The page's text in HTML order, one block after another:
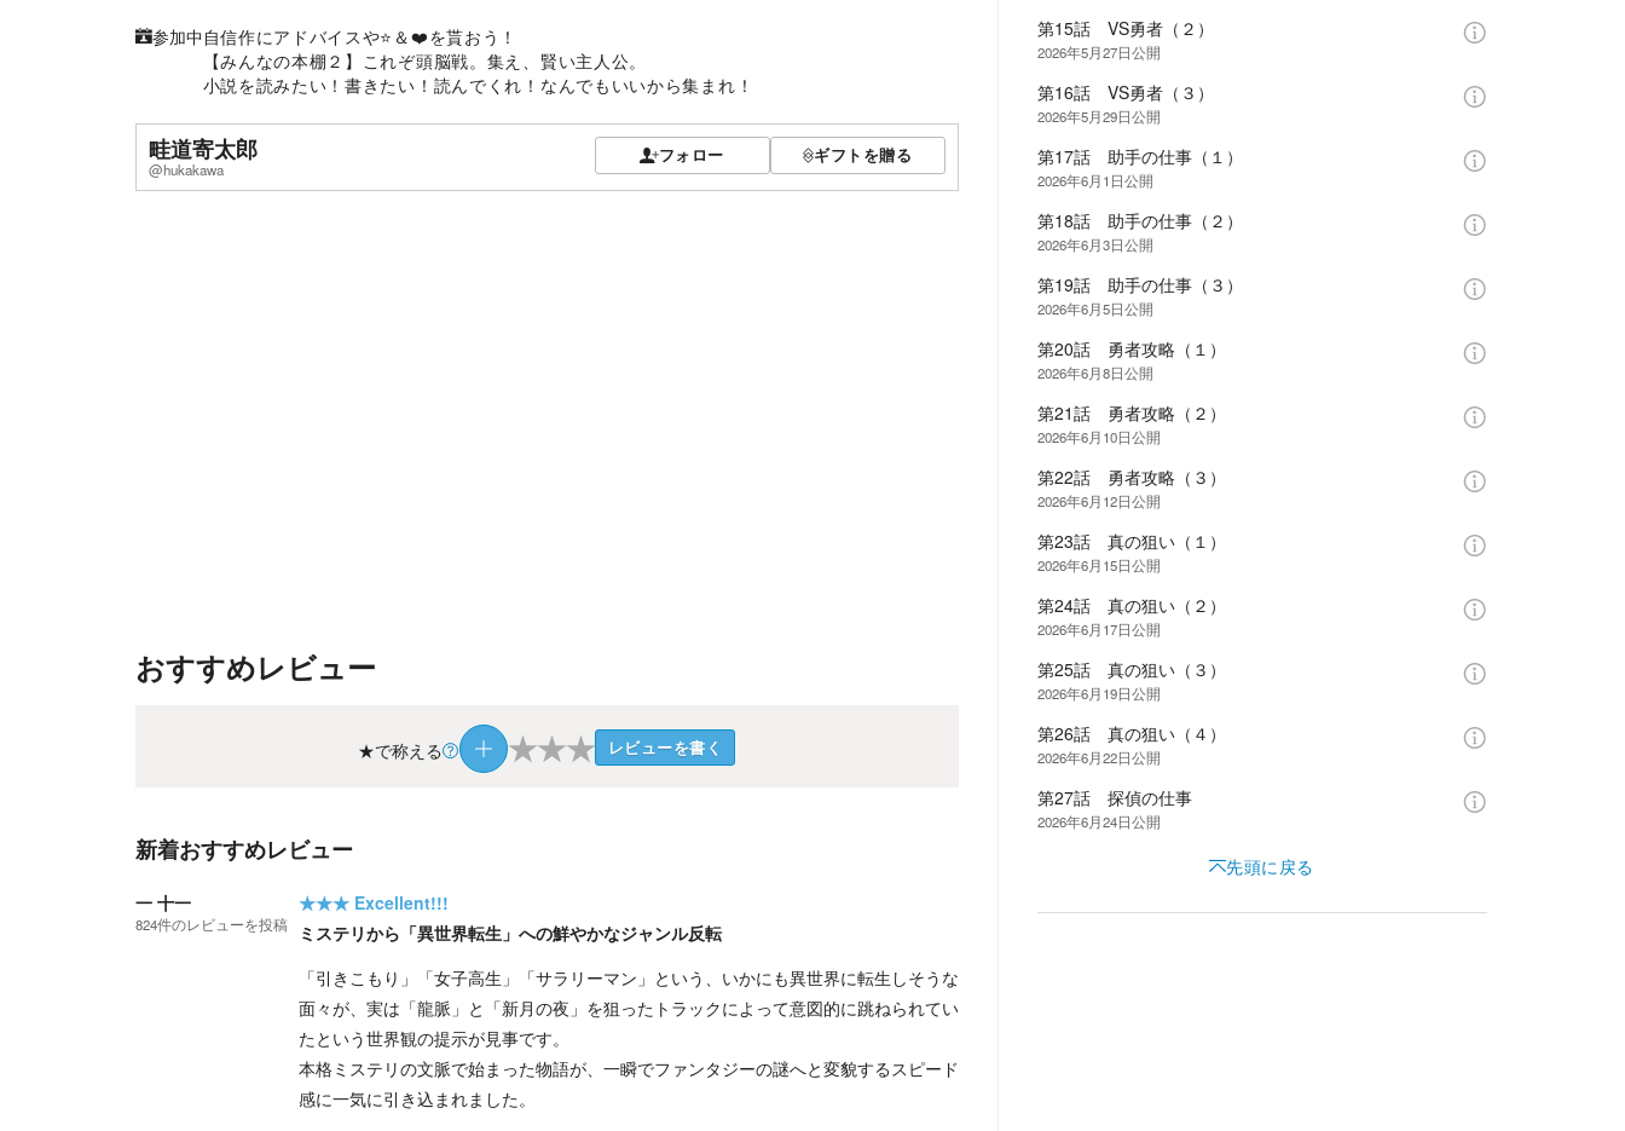
参加中自信作にアドバイスや⭐️＆❤️を貰おう！
【みんなの本棚２】これぞ頭脳戦。集え、賢い主人公。
小説を読みたい！書きたい！読んでくれ！なんでもいいから集まれ！
畦道寄太郎
@hukakawa
フォロー ギフトを贈る
おすすめレビュー
★で称える ★★★ レビューを書く
新着おすすめレビュー
一 十一
824件のレビューを投稿
★★★ Excellent!!!
ミステリから「異世界転生」への鮮やかなジャンル反転
「引きこもり」「女子高生」「サラリーマン」という、いかにも異世界に転生しそうな
面々が、実は「龍脈」と「新月の夜」を狙ったトラックによって意図的に跳ねられてい
たという世界観の提示が見事です。
本格ミステリの文脈で始まった物語が、一瞬でファンタジーの謎へと変貌するスピード
感に一気に引き込まれました。
第15話 VS勇者（２）
2026年5月27日公開
第16話 VS勇者（３）
2026年5月29日公開
第17話 助手の仕事（１）
2026年6月1日公開
第18話 助手の仕事（２）
2026年6月3日公開
第19話 助手の仕事（３）
2026年6月5日公開
第20話 勇者攻略（１）
2026年6月8日公開
第21話 勇者攻略（２）
2026年6月10日公開
第22話 勇者攻略（３）
2026年6月12日公開
第23話 真の狙い（１）
2026年6月15日公開
第24話 真の狙い（２）
2026年6月17日公開
第25話 真の狙い（３）
2026年6月19日公開
第26話 真の狙い（４）
2026年6月22日公開
第27話 探偵の仕事
2026年6月24日公開
先頭に戻る